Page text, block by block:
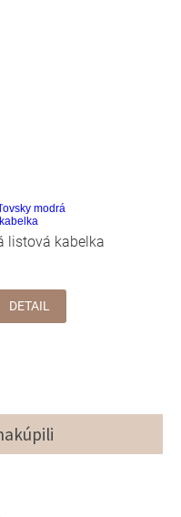
listová kabelka
DETAIL